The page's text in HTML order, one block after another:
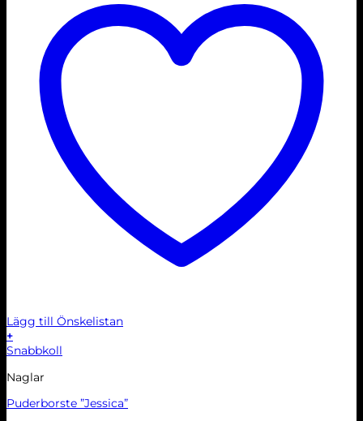
Lägg till Önskelistan
+
Snabbkoll
Naglar
Puderborste ”Jessica”